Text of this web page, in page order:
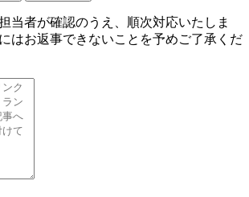
当者が確認のうえ、順次対応いたしま
はお返事できないことを予めご了承くだ